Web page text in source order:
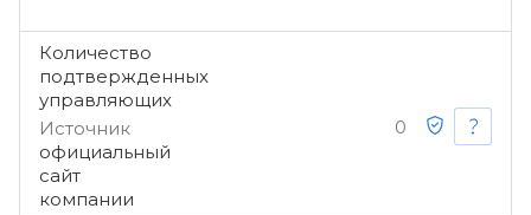
Количество
подтвержденных
управляющих
Источник
официальный
сайт
компании
0